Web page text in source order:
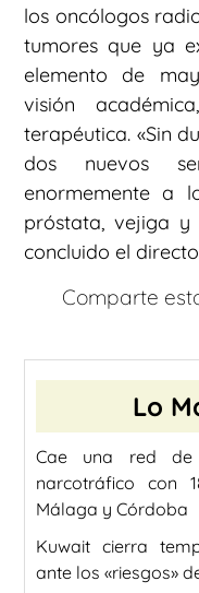
los oncólogos
tumores que ya
elemento de
visión
terapéutica. «Sin
dos nuevos
enormemente a
próstata, vejiga y
concluido el
Comparte
Lo
Cae una red de
narcotráfico con
Málaga y Córdoba
Kuwait cierra
ante los «riesgos»